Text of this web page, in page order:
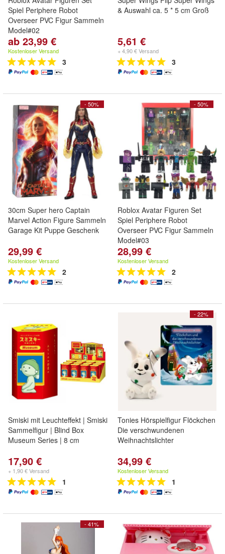
Spiel Periphere Robot
Overseer PVC Figur Sammeln
Model#02
ab 23,99 €
Kostenloser Versand
3
& Auswahl ca. 5 * 5 cm Groß
5,61 €
+ 4,90 € Versand
3
- 50%
30cm Super hero Captain
Marvel Action Figure Sammeln
Garage Kit Puppe Geschenk
29,99 €
Kostenloser Versand
2
- 50%
Roblox Avatar Figuren Set
Spiel Periphere Robot
Overseer PVC Figur Sammeln
Model#03
28,99 €
Kostenloser Versand
2
Smiski mit Leuchteffekt | Smiski
Sammelfigur | Blind Box
Museum Series | 8 cm
17,90 €
+ 1,90 € Versand
1
- 22%
Tonies Hörspielfigur Flöckchen
Die verschwundenen
Weihnachtslichter
34,99 €
Kostenloser Versand
1
- 41%